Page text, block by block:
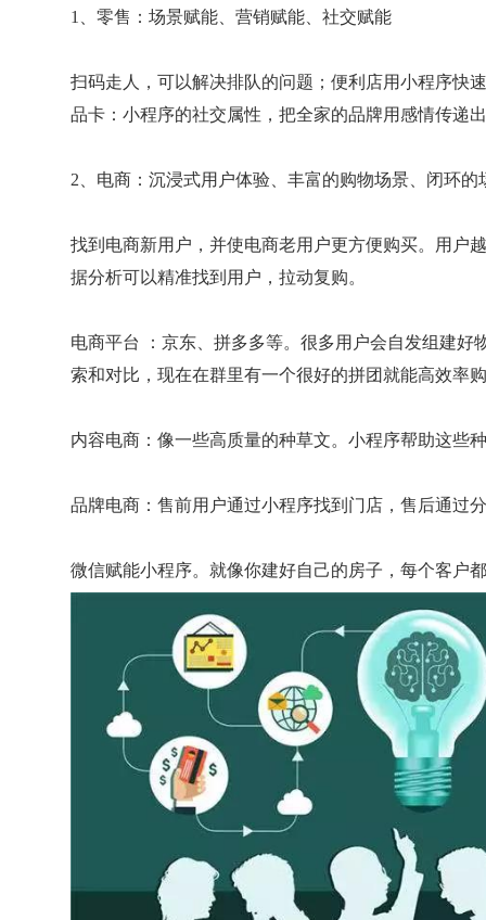
1、零售：场景赋能、营销赋能、社交赋能
扫码走人，可以解决排队的问题；便利店用小程序快
品卡：小程序的社交属性，把全家的品牌用感情传递
2、电商：沉浸式用户体验、丰富的购物场景、闭环
找到电商新用户，并使电商老用户更方便购买。用户
据分析可以精准找到用户，拉动复购。
电商平台 ：京东、拼多多等。很多用户会自发组建
索和对比，现在在群里有一个很好的拼团就能高效率
内容电商：像一些高质量的种草文。小程序帮助这些
品牌电商：售前用户通过小程序找到门店，售后通过
微信赋能小程序。就像你建好自己的房子，每个客户